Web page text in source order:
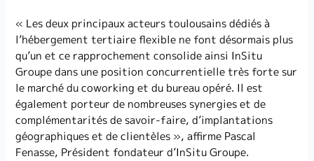
« Les deux principaux acteurs toulousains dédiés à
l’hébergement tertiaire flexible ne font désormais plus
qu’un et ce rapprochement consolide ainsi InSitu
Groupe dans une position concurrentielle très forte sur
le marché du coworking et du bureau opéré. Il est
également porteur de nombreuses synergies et de
complémentarités de savoir-faire, d’implantations
géographiques et de clientèles », affirme Pascal
Fenasse, Président fondateur d’InSitu Groupe.